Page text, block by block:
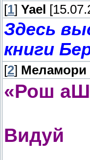
[1] Yael
Здесь
книги
[2] Меламори
«Рош
Видуй